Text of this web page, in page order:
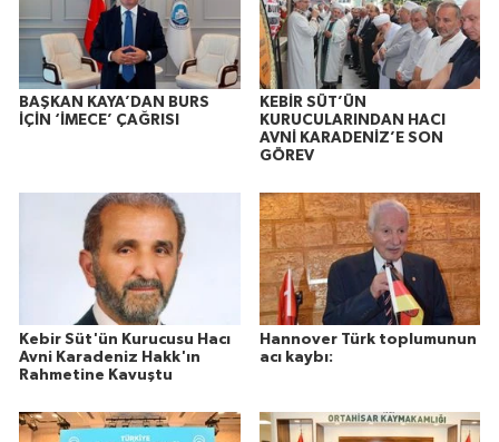
BAŞKAN KAYA’DAN BURS
İÇİN ‘İMECE’ ÇAĞRISI
KEBİR SÜT’ÜN
KURUCULARINDAN HACI
AVNİ KARADENİZ’E SON
GÖREV
Kebir Süt'ün Kurucusu Hacı
Avni Karadeniz Hakk'ın
Rahmetine Kavuştu
Hannover Türk toplumunun
acı kaybı: